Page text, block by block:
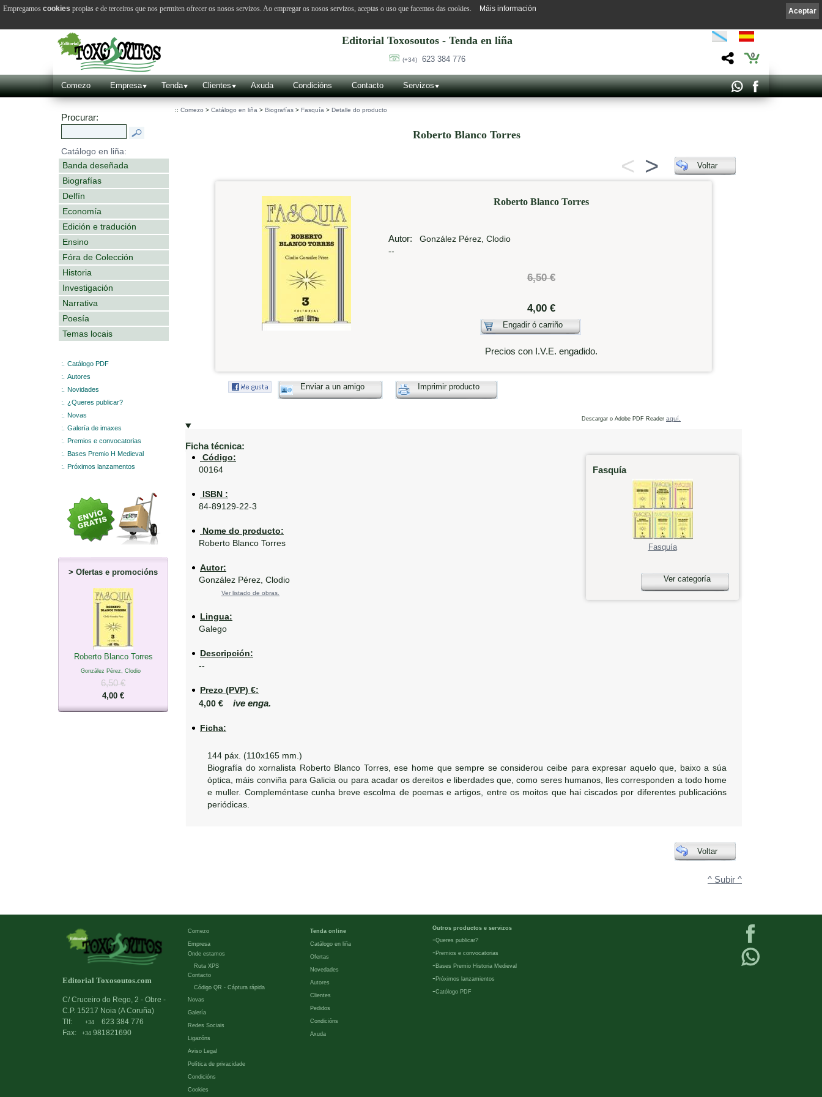
Editorial Toxosoutos - Tenda en liña
(+34) 623 384 776 0
Comezo Empresa Tenda Clientes Axuda Condicións Contacto Servizos
Procurar:
Catálogo en liña:
Banda deseñada
Biografías
Delfín
Economía
Edición e tradución
Ensino
Fóra de Colección
Historia
Investigación
Narrativa
Poesía
Temas locais
:.
Catálogo PDF
:.
Autores
:.
Novidades
:.
¿Queres publicar?
:.
Novas
:.
Galería de imaxes
:.
Premios e convocatorias
:.
Bases Premio H Medieval
:.
Próximos lanzamentos
> Ofertas e promocións
Roberto Blanco Torres
González Pérez, Clodio
6,50 €
4,00 €
:: Comezo > Catálogo en liña > Biografías > Fasquía > Detalle do producto
Roberto Blanco Torres
< > Voltar
Roberto Blanco Torres
Autor: González Pérez, Clodio
--
6,50 €
4,00 €
Engadir ó carriño
Precios con I.V.E. engadido.
Enviar a un amigo Imprimir producto
Descargar o Adobe PDF Reader aquí.
Ficha técnica:
Fasquía
Fasquía
Ver categoría
Código:
00164
ISBN :
84-89129-22-3
Nome do producto:
Roberto Blanco Torres
Autor:
González Pérez, Clodio
Ver listado de obras.
Lingua:
Galego
Descripción:
--
Prezo (PVP) €:
4,00 € ive enga.
Ficha:
144 páx. (110x165 mm.)
Biografía do xornalista Roberto Blanco Torres, ese home que sempre se considerou ceibe para expresar aquelo que, baixo a súa
óptica, máis conviña para Galicia ou para acadar os dereitos e liberdades que, como seres humanos, lles corresponden a todo home
e muller. Compleméntase cunha breve escolma de poemas e artigos, entre os moitos que hai ciscados por diferentes publicacións
periódicas.
Voltar
^ Subir ^
Editorial Toxosoutos.com
C/ Cruceiro do Rego, 2 - Obre -
C.P. 15217 Noia (A Coruña)
Tlf:
+34
623 384 776
Fax:
+34 981821690
Comezo
Empresa
Onde estamos
Ruta XPS
Contacto
Código QR - Cáptura rápida
Novas
Galería
Redes Sociais
Ligazóns
Aviso Legal
Política de privacidade
Condicións
Cookies
Tenda online
Catálogo en liña
Ofertas
Novedades
Autores
Clientes
Pedidos
Condicións
Axuda
Outros productos e servizos
-Queres publicar?
- Premios e convocatorias
- Bases Premio Historia Medieval
- Próximos lanzamientos
-Católogo PDF
Aceptar
Empregamos cookies propias e de terceiros que nos permiten ofrecer os nosos servizos. Ao empregar os nosos servizos, aceptas o uso que facemos das cookies. Máis información